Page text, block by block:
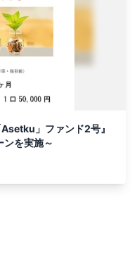
」ファンド2号』
を実施～